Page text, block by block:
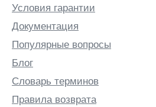
Белозерск
Белорецк
Белореченск
Березники
Бийск
Бишкек
Условия гарантии
Документация
Популярные вопросы
Блог
Словарь терминов
Правила возврата